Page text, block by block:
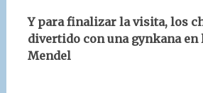
Y para finalizar la visita, los
divertido con una gynkana en
Mendel